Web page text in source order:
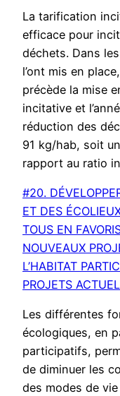
La tarification
efficace pour
déchets. Dans
l’ont mis en
précède la mise
incitative et
réduction des
91 kg/hab, soit
rapport au ratio
#20.
ET DES
TOUS EN
NOUVEAUX
L’HABITAT
PROJETS
Les différentes
écologiques, en
participatifs,
de diminuer les
des modes de